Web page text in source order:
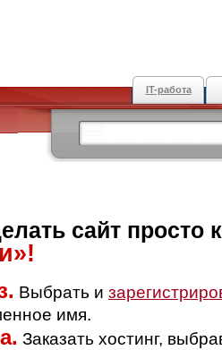
IT-работа
сайт просто
Выбрать и
имя.
Заказать хостинг,